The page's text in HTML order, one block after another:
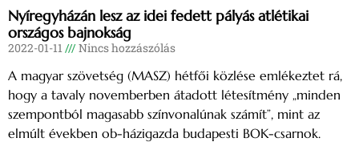
Nyíregyházán lesz az idei fedett pályás atlétikai
országos bajnokság
2022-01-11 Nincs hozzászólás
A magyar szövetség (MASZ) hétfői közlése emlékeztet rá,
hogy a tavaly novemberben átadott létesítmény „minden
szempontból magasabb színvonalúnak számít”, mint az
elmúlt években ob-házigazda budapesti BOK-csarnok.